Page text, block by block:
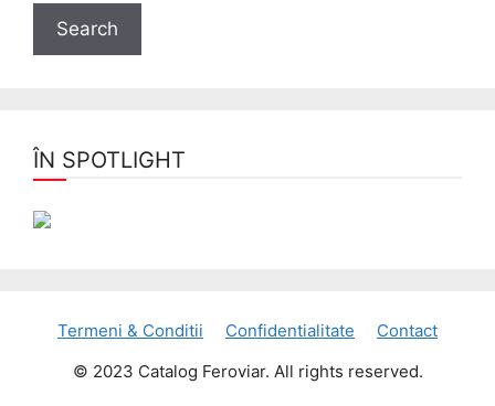
ÎN SPOTLIGHT
Termeni & Conditii Confidentialitate
Contact
© 2023 Catalog Feroviar. All rights reserved.